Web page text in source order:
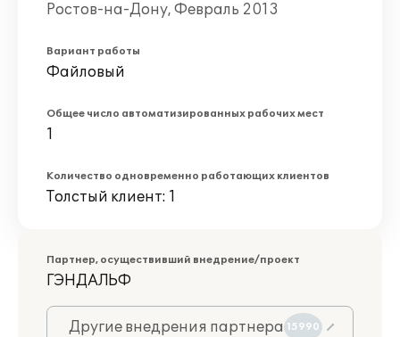
Ростов-на-Дону, Февраль 2013
Вариант работы
Файловый
Общее число автоматизированных рабочих мест
1
Количество одновременно работающих клиентов
Толстый клиент: 1
Партнер, осуществивший внедрение/проект
ГЭНДАЛЬФ
Другие внедрения партнера 15990